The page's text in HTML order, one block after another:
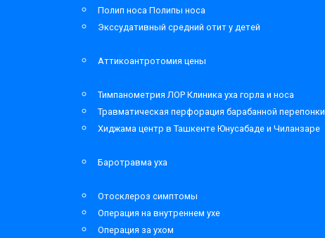
Полип носа Полипы носа
Экссудативный средний отит у детей
Аттикоантротомия цены
Тимпанометрия ЛОР Клиника уха горла и носа
Травматическая перфорация барабанной перепонки
Хиджама центр в Ташкенте Юнусабаде и Чиланзаре
Баротравма уха
Отосклероз симптомы
Операция на внутреннем ухе
Операция за ухом